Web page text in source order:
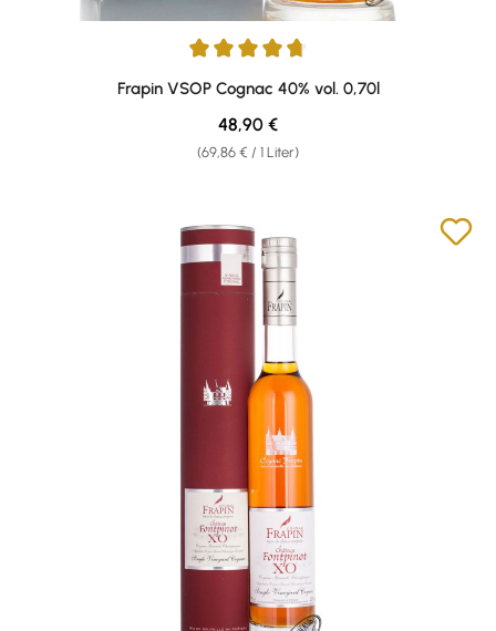
Durchschnittliche Bewertung von 4.82 von 5 Sternen
Frapin VSOP Cognac 40% vol. 0,70l
(69,86 € / 1 Liter)
Regulärer Preis:
48,90 €